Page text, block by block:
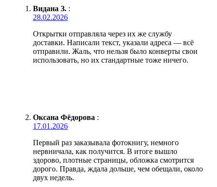
Видана З. :
28.02.2026
Открытки отправляла через их же службу
доставки. Написали текст, указали адреса — всё
отправили. Жаль, что нельзя было конверты свои
использовать, но их стандартные тоже ничего.
Оксана Фёдорова :
17.01.2026
Первый раз заказывала фотокнигу, немного
нервничала, как получится. В итоге вышло
здорово, плотные страницы, обложка смотрится
дорого. Правда, ждала дольше, чем обещали, около
двух недель.